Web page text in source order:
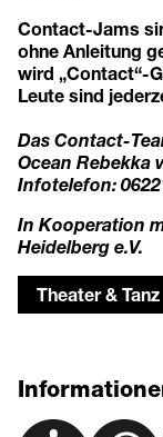
Contact-Jams
ohne Anleitung
wird „Contact“-
Leute sind
Das Contact-
Ocean Rebekka
Infotelefon:
In Kooperation
Heidelberg e.V.
Theater & Tanz